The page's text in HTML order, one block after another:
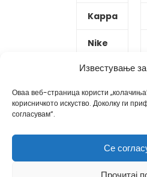
Известување
Оваа веб-страница користи
корисничкото искуство. Доколку ги
согласувам“.
Се
Kappa
Nike
Protouch
Puma